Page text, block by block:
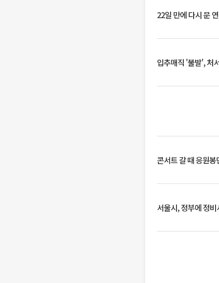
22일 만에 다시 문
입추매직 '불발', 처
콘서트 갈 때 응원
서울시, 정부에 정